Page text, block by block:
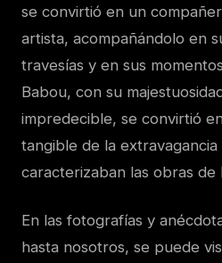
se convirtió en un
artista, acompañándolo en
travesías y en sus
Babou, con su
impredecible, se convirtió
tangible de la
caracterizaban las obras de
En las fotografías y
hasta nosotros, se puede